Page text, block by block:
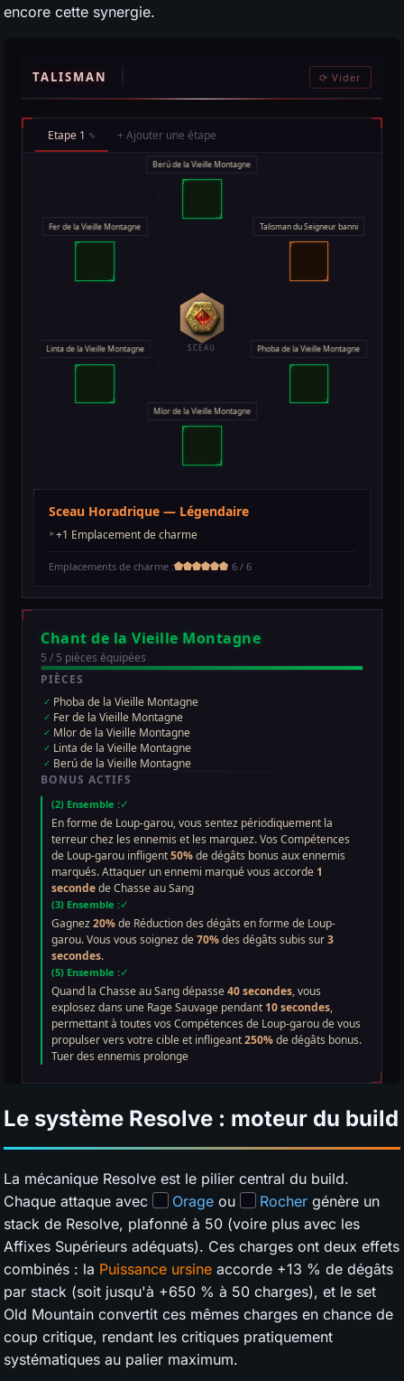
encore cette synergie.
Le système Resolve : moteur du build
La mécanique Resolve est le pilier central du build.
Chaque attaque avec
Orage ou Rocher génère un
stack de Resolve, plafonné à 50 (voire plus avec les
Affixes Supérieurs adéquats). Ces charges ont deux effets
combinés : la Puissance ursine accorde +13 % de dégâts
par stack (soit jusqu'à +650 % à 50 charges), et le set
Old Mountain convertit ces mêmes charges en chance de
coup critique, rendant les critiques pratiquement
systématiques au palier maximum.